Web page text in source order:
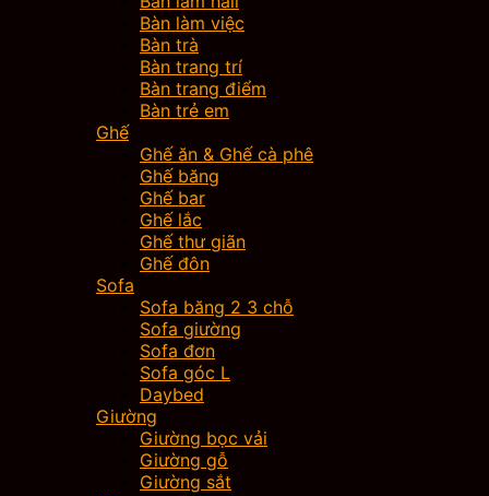
Bàn làm việc
Bàn trà
Bàn trang trí
Bàn trang điểm
Bàn trẻ em
Ghế
Ghế ăn & Ghế cà phê
Ghế băng
Ghế bar
Ghế lắc
Ghế thư giãn
Ghế đôn
Sofa
Sofa băng 2 3 chỗ
Sofa giường
Sofa đơn
Sofa góc L
Daybed
Giường
Giường bọc vải
Giường gỗ
Giường sắt